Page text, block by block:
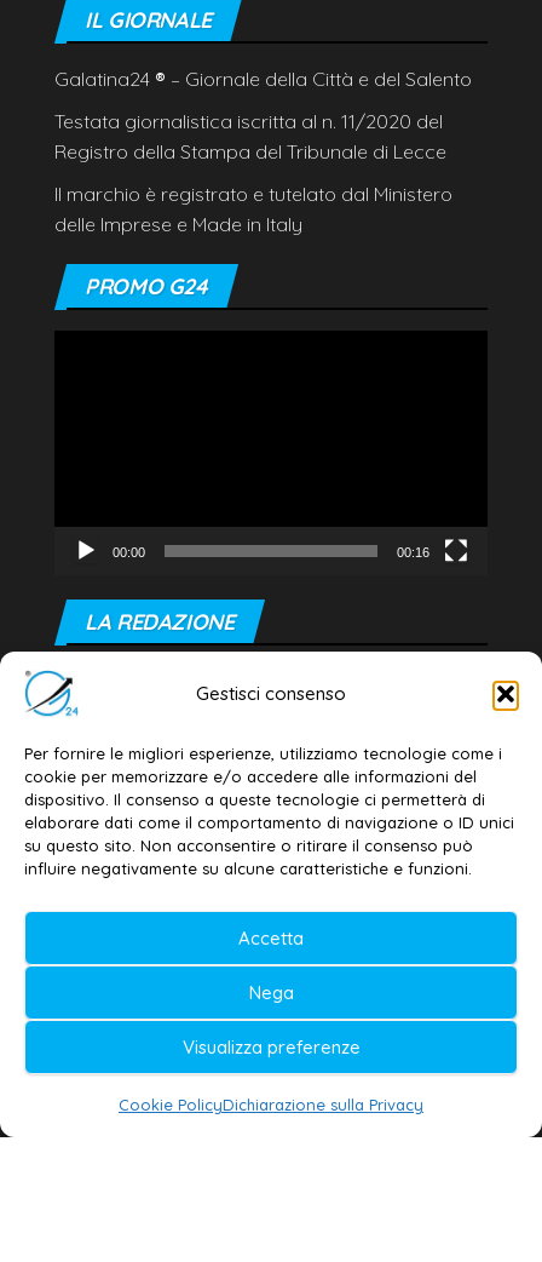
Gestisci consenso
Per fornire le migliori esperienze, utilizziamo tecnologie come i
cookie per memorizzare e/o accedere alle informazioni del
dispositivo. Il consenso a queste tecnologie ci permetterà di
elaborare dati come il comportamento di navigazione o ID unici
su questo sito. Non acconsentire o ritirare il consenso può
influire negativamente su alcune caratteristiche e funzioni.
Accetta
Nega
Visualizza preferenze
Cookie PolicyDichiarazione sulla Privacy
IL GIORNALE
Galatina24 ® – Giornale della Città e del Salento
Testata giornalistica iscritta al n. 11/2020 del
Registro della Stampa del Tribunale di Lecce
Il marchio è registrato e tutelato dal Ministero
delle Imprese e Made in Italy
PROMO G24
00:00 00:16
LA REDAZIONE
Editore e direttore responsabile:
Dott. Daniele G. Masciullo
Email: redazione@galatina24.it
Contatti –Disclaimer
Privacy policy –Cookie policy
Testata iscritta al n. 11/2020 Registro della
Stampa Tribunale di Lecce
Editore e direttore responsabile:
Daniele G. Masciullo